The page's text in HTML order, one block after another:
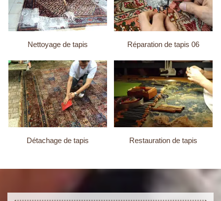
Nettoyage de tapis Réparation de tapis 06
Détachage de tapis Restauration de tapis